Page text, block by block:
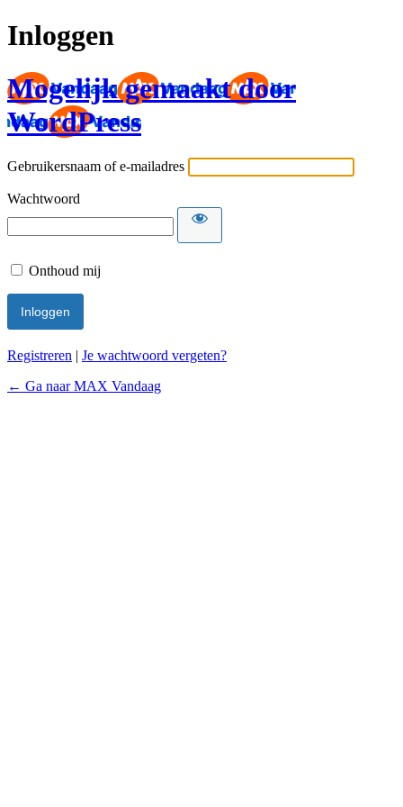
Inloggen
Mogelijk gemaakt door
WordPress
Gebruikersnaam of e-mailadres
Wachtwoord
Onthoud mij
Registreren | Je wachtwoord vergeten?
← Ga naar MAX Vandaag